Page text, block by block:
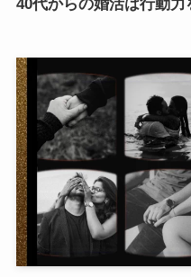
40代からの婚活は行動力